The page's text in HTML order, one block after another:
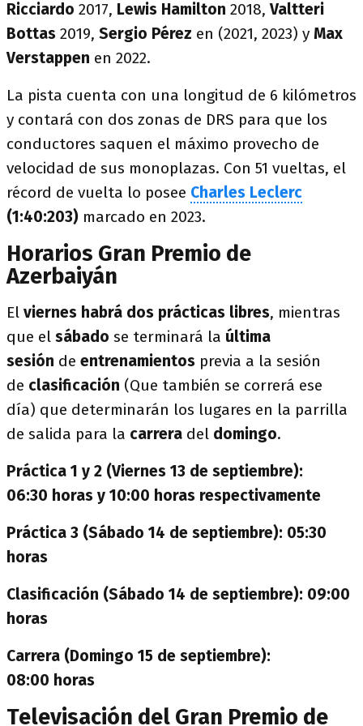
Ricciardo 2017, Lewis Hamilton 2018,Valtteri
Bottas 2019, Sergio Pérez en (2021, 2023) y Max
Verstappen en 2022.
La pista cuenta con una longitud de 6 kilómetros
y contará con dos zonas de DRS para que los
conductores saquen el máximo provecho de
velocidad de sus monoplazas. Con 51 vueltas, el
récord de vuelta lo posee Charles Leclerc
(1:40:203) marcado en 2023.
Horarios Gran Premio de
Azerbaiyán
El viernes habrá dos prácticas libres, mientras
que el sábado se terminará la última
sesión de entrenamientos previa a la sesión
de clasificación (Que también se correrá ese
día) que determinarán los lugares en la parrilla
de salida para la carrera del domingo.
Práctica 1 y 2 (Viernes 13 de septiembre):
06:30 horas y 10:00 horas respectivamente
Práctica 3 (Sábado 14 de septiembre): 05:30
horas
Clasificación (Sábado 14 de septiembre): 09:00
horas
Carrera (Domingo 15 de septiembre):
08:00 horas
Televisación del Gran Premio de